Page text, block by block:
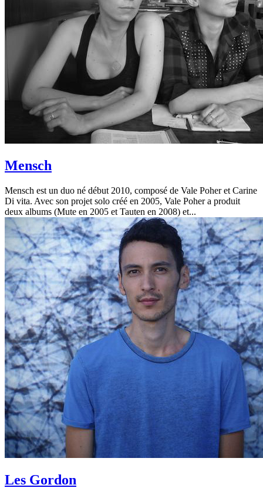
Mensch
Mensch est un duo né début 2010, composé de Vale Poher et Carine
Di vita. Avec son projet solo créé en 2005, Vale Poher a produit
deux albums (Mute en 2005 et Tauten en 2008) et...
Les Gordon